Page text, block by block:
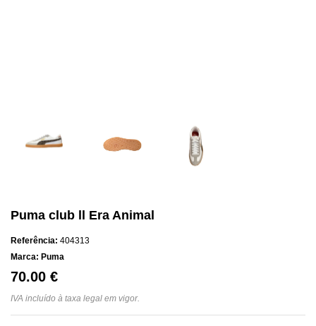
Puma club ll Era Animal
Referência: 404313
Marca: Puma
70.00 €
IVA incluído à taxa legal em vigor.